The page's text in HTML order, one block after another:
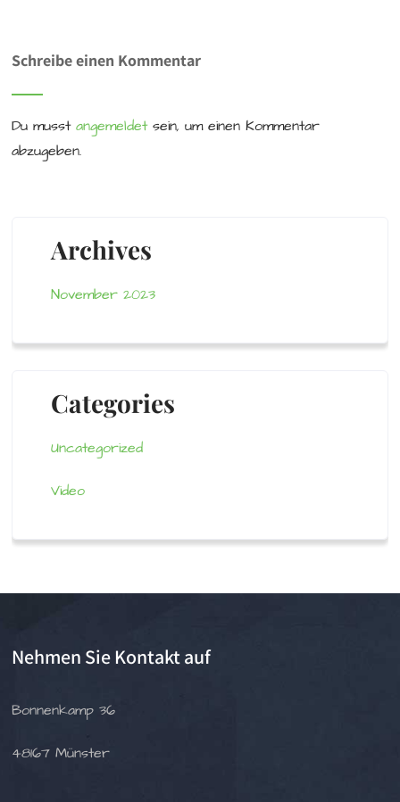
Schreibe einen Kommentar
Du musstangemeldetsein, um einen Kommentar
abzugeben.
Archives
November 2023
Categories
Uncategorized
Video
Nehmen Sie Kontakt auf
Bonnenkamp 36
48167 Münster